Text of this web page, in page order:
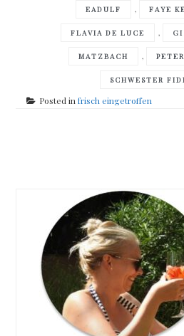
EADULF , FAYE
FLAVIA DE LUCE ,
MATZBACH ,
SCHWESTER
Posted infrisch eingetroffen
navigation